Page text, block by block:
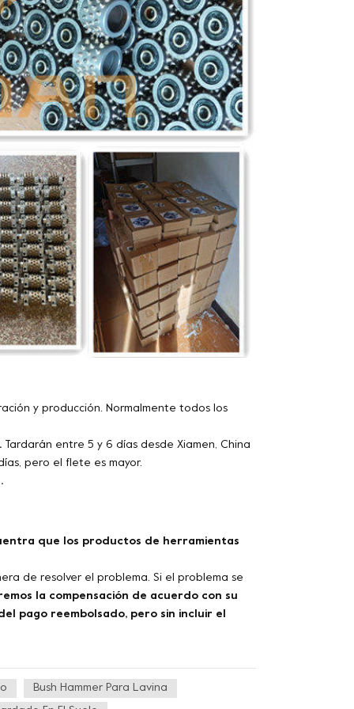
y producción. Normalmente todos los
Tardarán entre 5 y 6 días desde Xiamen, China
pero el flete es mayor.
que los productos de herramientas
de resolver el problema. Si el problema se
la compensación de acuerdo con su
pago reembolsado, pero sin incluir el
Bush Hammer Para Lavina